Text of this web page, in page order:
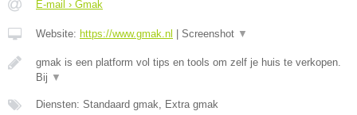
E-mail › Gmak
Website: https://www.gmak.nl Screenshot ▼
gmak is een platform vol tips en tools om zelf je huis te verkopen.
Bij ▼
Diensten: Standaard gmak, Extra gmak